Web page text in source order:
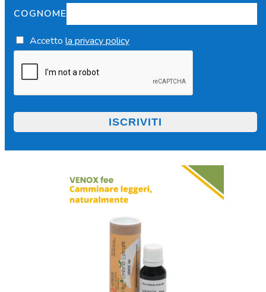
COGNOME
Accetto la privacy policy